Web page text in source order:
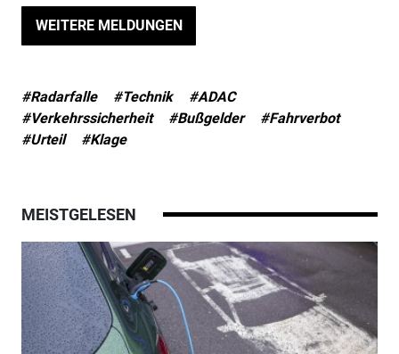
WEITERE MELDUNGEN
#Radarfalle #Technik
#ADAC
#Verkehrssicherheit
#Bußgelder
#Fahrverbot
#Urteil
#Klage
MEISTGELESEN